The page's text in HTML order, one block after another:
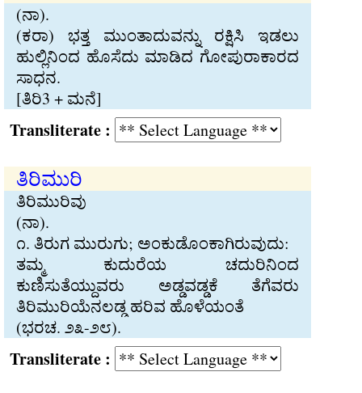
(ನಾ).
(ಕರಾ) ಭತ್ತ ಮುಂತಾದುವನ್ನು ರಕ್ಷಿಸಿ ಇಡಲು
ಹುಲ್ಲಿನಿಂದ ಹೊಸೆದು ಮಾಡಿದ ಗೋಪುರಾಕಾರದ
ಸಾಧನ.
[ತಿರಿ3 + ಮನೆ]
:
ತಿರಿಮುರಿ
ತಿರಿಮುರಿವು
(ನಾ).
೧. ತಿರುಗ ಮುರುಗು; ಅಂಕುಡೊಂಕಾಗಿರುವುದು:
ತಮ್ಮ ಕುದುರೆಯ ಚದುರಿನಿಂದ
ಕುಣಿಸುತೆಯ್ದುವರು ಅಡ್ಡವಡ್ಡಕೆ ತೆಗೆವರು
ತಿರಿಮುರಿಯೆನಲಡ್ಡ ಹರಿವ ಹೊಳೆಯಂತೆ
(ಭರಚ. ೨೩-೨೮).
: